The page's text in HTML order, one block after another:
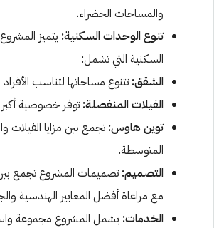
والمساحات الخضراء.
تنوع الوحدات السكنية: يتميز
السكنية التي تشمل:
الشقق: تتنوع مساحاتها لتناسب
الفيلات المنفصلة: توفر خصوصية
توين هاوس: تجمع بين مزايا الفيلات
المتوسطة.
التصميم: تصميمات المشروع تجمع بين
مع مراعاة أفضل المعايير الهندسية
الخدمات: يشمل المشروع مجموعة